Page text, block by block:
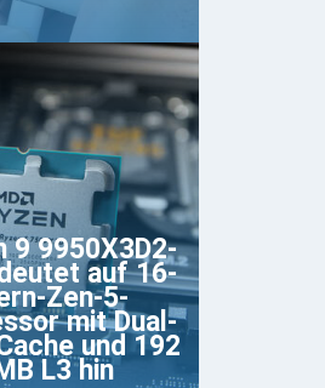
9 9950X3D2-
auf 16-
Zen-5-
mit Dual-
und 192
L3 hin